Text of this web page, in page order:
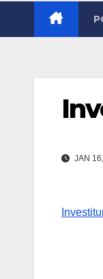
JAN